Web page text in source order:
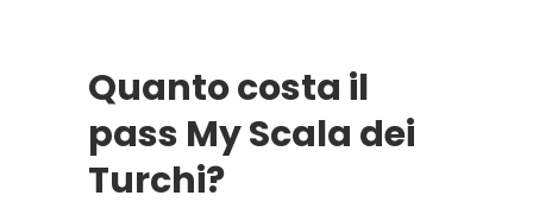
Quanto costa il
pass My Scala dei
Turchi?